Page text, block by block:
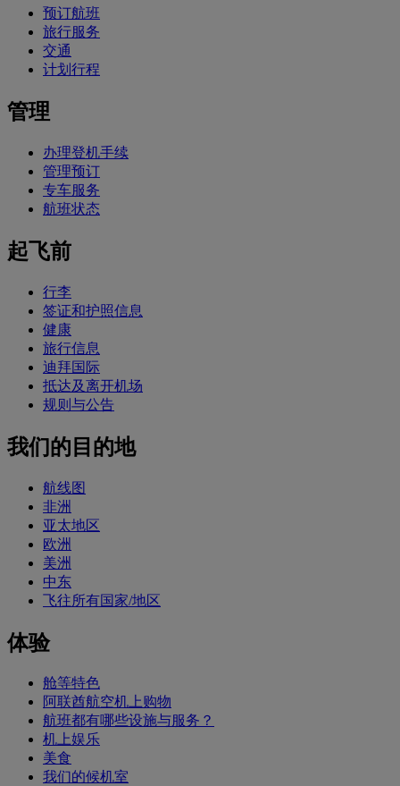
预订航班
旅行服务
交通
计划行程
管理
办理登机手续
管理预订
专车服务
航班状态
起飞前
行李
签证和护照信息
健康
旅行信息
迪拜国际
抵达及离开机场
规则与公告
我们的目的地
航线图
非洲
亚太地区
欧洲
美洲
中东
飞往所有国家/地区
体验
舱等特色
阿联酋航空机上购物
航班都有哪些设施与服务？
机上娱乐
美食
我们的候机室